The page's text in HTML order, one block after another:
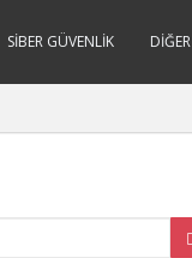
SİBER GÜVENLİK DİĞER